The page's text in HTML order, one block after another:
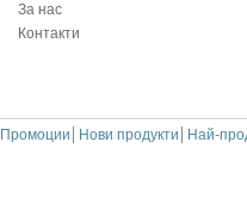
За нас
Контакти
Промоции Нови продукти Най-